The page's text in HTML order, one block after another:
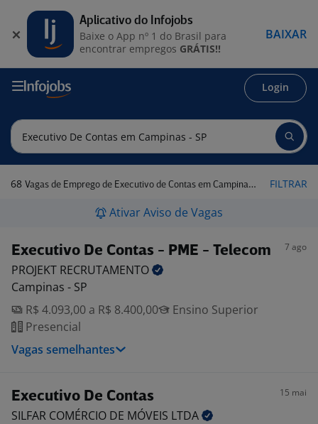
Login
68 Vagas de Emprego de Executivo de Contas em Campinas - SP FILTRAR
Ativar Aviso de Vagas
Executivo De Contas - PME - Telecom 7 ago
PROJEKT RECRUTAMENTO
Campinas - SP
R$ 4.093,00 a R$ 8.400,00
Ensino Superior
Presencial
Vagas semelhantes
Executivo De Contas 15 mai
SILFAR COMÉRCIO DE MÓVEIS LTDA
Aplicativo do Infojobs
Baixe o App nº 1 do Brasil para
encontrar empregos GRÁTIS!!
BAIXAR